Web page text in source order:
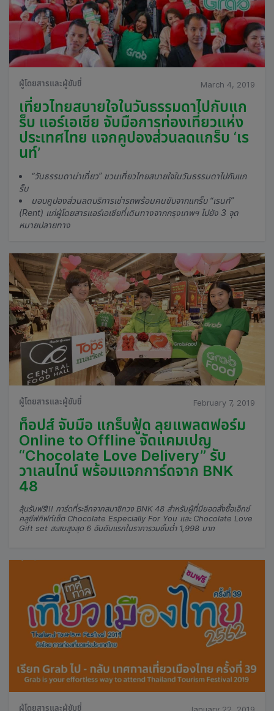
ผู้โดยสารและผู้ขับขี่ March 4, 2019
เที่ยวไทยสบายใจในวันธรรมดาไปกับแก
ร็บ แอร์เอเชีย จับมือการท่องเที่ยวแห่ง
ประเทศไทย แจกคูปองส่วนลดแกร็บ ‘เร
นท์’
“วันธรรมดาน่าเที่ยว” ชวนเที่ยวไทยสบายใจในวันธรรมดาไปกับแก
ร็บ
มอบคูปองส่วนลดบริการเช่ารถพร้อมคนขับจากแกร็บ “เรนท์”
(Rent) แก่ผู้โดยสารแอร์เอเชียที่เดินทางจากกรุงเทพฯ ไปยัง 3 จุด
หมายปลายทาง
ผู้โดยสารและผู้ขับขี่ February 7, 2019
ท็อปส์ จับมือ แกร็บฟู้ด ลุยแพลตฟอร์ม
Online to Offline จัดแคมเปญ
“Chocolate Love Delivery” รับ
วาเลนไทน์ พร้อมแจกการ์ดจาก BNK
48
ลุ้นรับฟรี!!! การ์ดที่ระลึกจากสมาชิกวง BNK 48 สำหรับผู้ที่มียอดสั่งซื้อเอ็กซ์
คลูซีฟกิฟท์เซ็ต Chocolate Especially For You และ Chocolate Love
Gift set สะสมสูงสุด 6 อันดับแรกในราคารวมขั้นต่ำ 1,998 บาท
ผู้โดยสารและผู้ขับขี่ January 22, 2019